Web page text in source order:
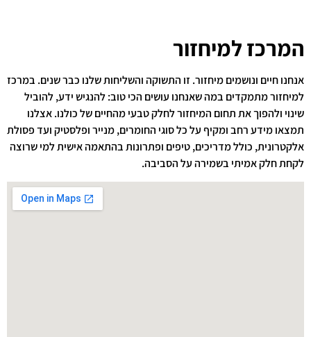
המרכז למיחזור
אנחנו חיים ונושמים מיחזור. זו התשוקה והשליחות שלנו כבר שנים. במרכז
למיחזור מתמקדים במה שאנחנו עושים הכי טוב: להנגיש ידע, להוביל
שינוי ולהפוך את תחום המיחזור לחלק טבעי מהחיים של כולנו. אצלנו
תמצאו מידע רחב ומקיף על כל סוגי החומרים, מנייר ופלסטיק ועד פסולת
אלקטרונית, כולל מדריכים, טיפים ופתרונות בהתאמה אישית למי שרוצה
לקחת חלק אמיתי בשמירה על הסביבה.